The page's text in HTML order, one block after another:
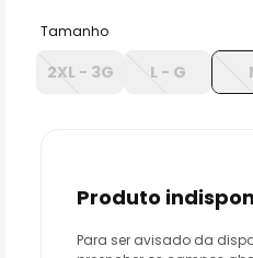
Tamanho
2XL - 3G L - G
produto
Para ser avisado da